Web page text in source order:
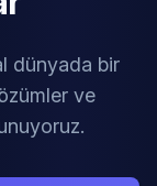
dünyada bir
ve